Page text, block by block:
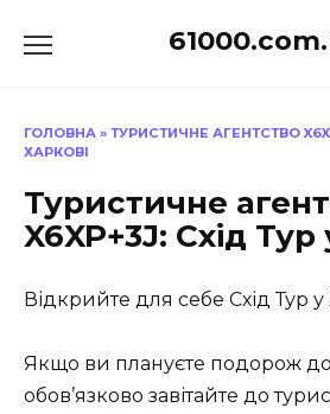
до
ГОЛОВНА » ТУРИСТИЧНЕ АГЕНТСТВО
ХАРКОВІ
Туристичне
X6XP+3J: Схід Тур
Відкрийте для себе Схід Тур у
Якщо ви плануєте подорож
обов’язково завітайте до